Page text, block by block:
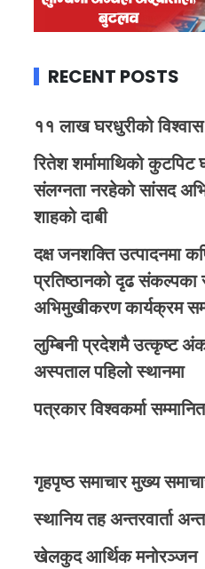
RECENT POSTS
११ लाख घरधुरीको
रितेश शर्मामाथिको कुटपिट
संलग्नता नरहेको सांसद
शाहको दाबी
दक्ष जनशक्ति उत्पादनमा
प्रतिष्ठानको दृढ संकल्पका
अभिमुखीकरण कार्यक्रम
लुम्बिनी प्रदेशमै उत्कृष्ट
अस्पताल पहिलो स्थानमा
पत्रकार विश्वकर्मा
गृहपृष्ठ समाचार मुख्य
स्थानिय तह अन्तरवार्ता
खेलकुद आर्थिक मनोरञ्जन